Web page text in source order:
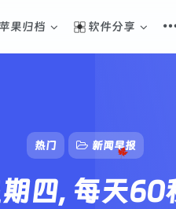
热门 新闻早报
四, 每天60
苹果归档 软件分享